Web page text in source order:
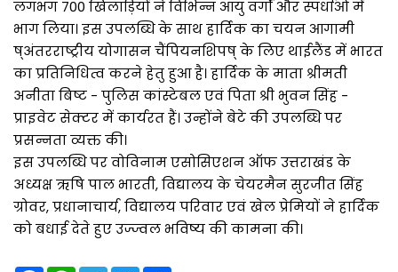
लगभग 700 खिलाड़ियों ने विभिन्न आयु वर्गों और स्पर्धाओं में
भाग लिया। इस उपलब्धि के साथ हार्दिक का चयन आगामी
ष्अंतरराष्ट्रीय योगासन चैंपियनशिपष् के लिए थाईलैंड में भारत
का प्रतिनिधित्व करने हेतु हुआ है। हार्दिक के माता श्रीमती
अनीता बिष्ट - पुलिस कांस्टेबल एवं पिता श्री भुवन सिंह -
प्राइवेट सेक्टर में कार्यरत हैं। उन्होंने बेटे की उपलब्धि पर
प्रसन्नता व्यक्त की।
इस उपलब्धि पर वोविनाम एसोसिएशन ऑफ उत्तराखंड के
अध्यक्ष ऋषि पाल भारती, विद्यालय के चेयरमैन सुरजीत सिंह
ग्रोवर, प्रधानाचार्य, विद्यालय परिवार एवं खेल प्रेमियों ने हार्दिक
को बधाई देते हुए उज्ज्वल भविष्य की कामना की।